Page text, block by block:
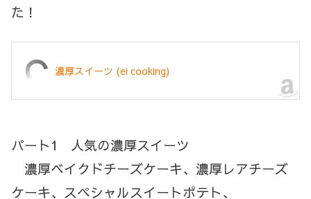
た！
濃厚スイーツ (ei cooking)
パート1 人気の濃厚スイーツ
濃厚ベイクドチーズケーキ、濃厚レアチーズ
ケーキ、スペシャルスイートポテト、